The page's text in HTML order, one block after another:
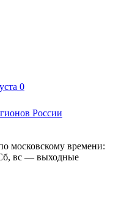
0
России
московскому времени:
вс — выходные